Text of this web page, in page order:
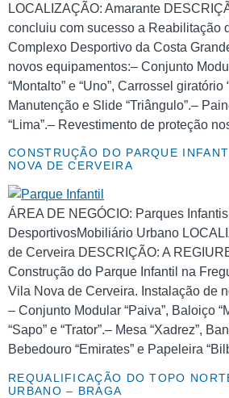
LOCALIZAÇÃO: Amarante
concluiu com sucesso a Reabilitação
Complexo Desportivo da Costa
novos equipamentos:– Conjunto
“Montalto” e “Uno”, Carrossel giratório
Manutenção e Slide “Triângulo”.–
“Lima”.– Revestimento de proteção
CONSTRUÇÃO DO PARQUE
NOVA DE CERVEIRA
ÁREA DE NEGÓCIO: Parques
DesportivosMobiliário Urbano
de Cerveira DESCRIÇÃO: A
Construção do Parque Infantil na
Vila Nova de Cerveira. Instalação de
– Conjunto Modular “Paiva”, Baloiço
“Sapo” e “Trator”.– Mesa “Xadrez”,
Bebedouro “Emirates” e Papeleira
REQUALIFICAÇÃO DO TOPO
URBANO – BRAGA